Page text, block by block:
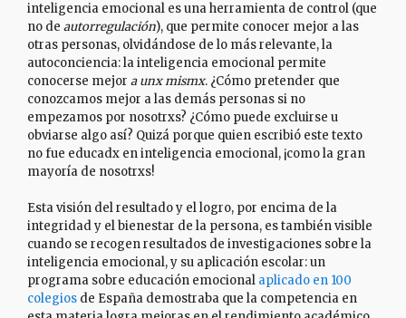
inteligencia emocional es una herramienta de control (que
no de autorregulación), que permite conocer mejor a las
otras personas, olvidándose de lo más relevante, la
autoconciencia: la inteligencia emocional permite
conocerse mejor a unx mismx. ¿Cómo pretender que
conozcamos mejor a las demás personas si no
empezamos por nosotrxs? ¿Cómo puede excluirse u
obviarse algo así? Quizá porque quien escribió este texto
no fue educadx en inteligencia emocional, ¡como la gran
mayoría de nosotrxs!
Esta visión del resultado y el logro, por encima de la
integridad y el bienestar de la persona, es también visible
cuando se recogen resultados de investigaciones sobre la
inteligencia emocional, y su aplicación escolar: un
programa sobre educación emocional aplicado en 100
colegios de España demostraba que la competencia en